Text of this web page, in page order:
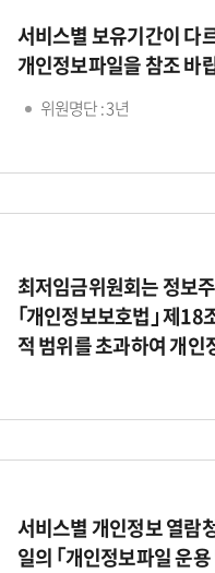
서비스별 보유기간이 다
개인정보파일을 참조 바
위원명단 : 3년
최저임금위원회는 정보
｢개인정보보호법｣ 제18
적 범위를 초과하여 개
서비스별 개인정보 열람
일의 ｢개인정보파일 운